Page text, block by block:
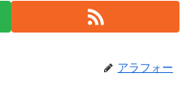
アラフォー